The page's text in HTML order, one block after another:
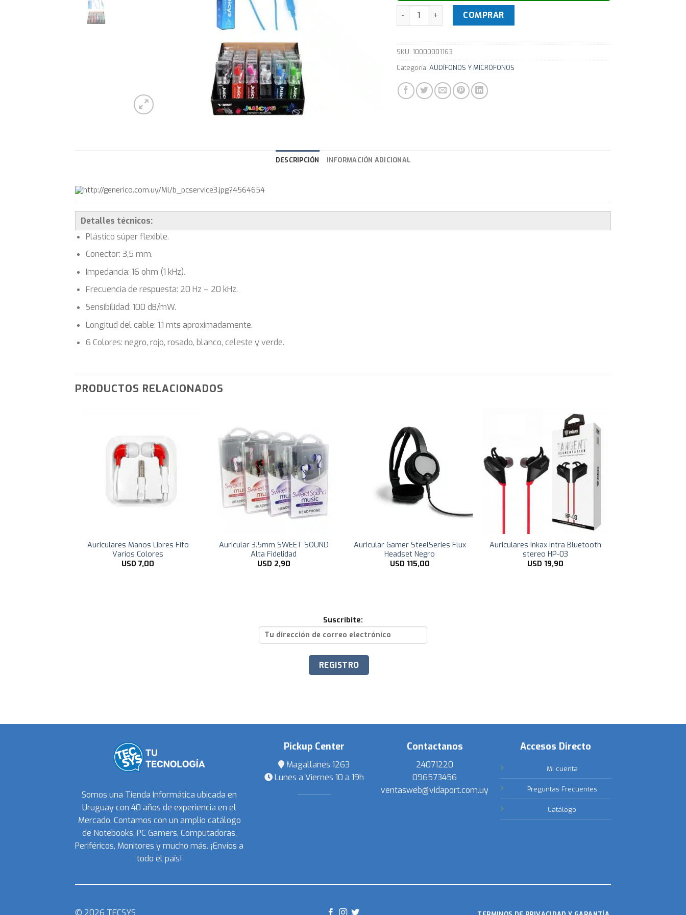
Auricular Inear X24 Unidades 6 Colores Juicys Vibe cantidad
COMPRAR
SKU: 10000001163
Categoría: AUDÍFONOS Y MICRÓFONOS
DESCRIPCIÓN INFORMACIÓN ADICIONAL
Detalles técnicos:
Plástico súper flexible.
Conector: 3,5 mm.
Impedancia: 16 ohm (1 kHz).
Frecuencia de respuesta: 20 Hz – 20 kHz.
Sensibilidad: 100 dB/mW.
Longitud del cable: 1,1 mts aproximadamente.
6 Colores: negro, rojo, rosado, blanco, celeste y verde.
PRODUCTOS RELACIONADOS
Auriculares Manos Libres Fifo
Varios Colores
USD7,00
Auricular 3.5mm SWEET SOUND
Alta Fidelidad
USD 2,90
Auricular Gamer SteelSeries Flux
Headset Negro
USD 115,00
Auriculares Inkax intra Bluetooth
stereo HP-03
USD 19,90
Suscribite:
Somos una Tienda Informática ubicada en
Uruguay con 40 años de experiencia en el
Mercado. Contamos con un amplio catálogo
de Notebooks, PC Gamers, Computadoras,
Periféricos, Monitores y mucho más. ¡Envíos a
todo el país!
Pickup Center
Magallanes 1263
Lunes a Viernes 10 a 19h
Contactanos
24071220
096573456
ventasweb@vidaport.com.uy
Accesos Directo
Mi cuenta
Preguntas Frecuentes
Catálogo
© 2026 TECSYS